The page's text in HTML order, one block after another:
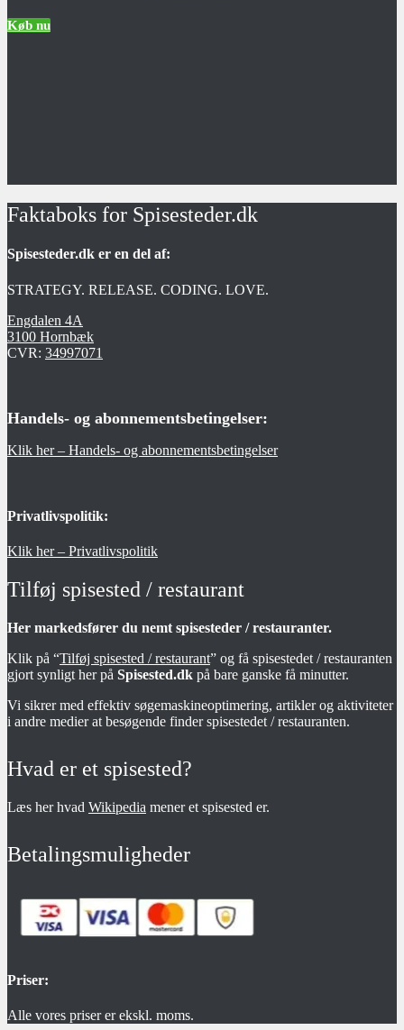
Køb nu
Faktaboks for Spisesteder.dk
Spisesteder.dk er en del af:
STRATEGY. RELEASE. CODING. LOVE.
Engdalen 4A
3100 Hornbæk
CVR: 34997071
Handels- og abonnementsbetingelser:
Klik her – Handels- og abonnementsbetingelser
Privatlivspolitik:
Klik her – Privatlivspolitik
Tilføj spisested / restaurant
Her markedsfører du nemt spisesteder / restauranter.
Klik på “Tilføj spisested / restaurant” og få spisestedet / restauranten
gjort synligt her på Spisested.dk på bare ganske få minutter.
Vi sikrer med effektiv søgemaskineoptimering, artikler og aktiviteter
i andre medier at besøgende finder spisestedet / restauranten.
Hvad er et spisested?
Læs her hvad Wikipedia mener et spisested er.
Betalingsmuligheder
Priser:
Alle vores priser er ekskl. moms.